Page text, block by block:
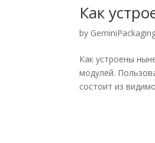
Как
by
Как устроены
модулей.
состоит из